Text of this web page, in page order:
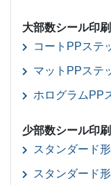
大部数シール印
コートPPステ
マットPPステ
ホログラムPP
少部数シール印
スタンダード
スタンダード